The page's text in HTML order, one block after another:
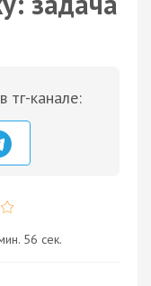
тг-канале:
56 сек.